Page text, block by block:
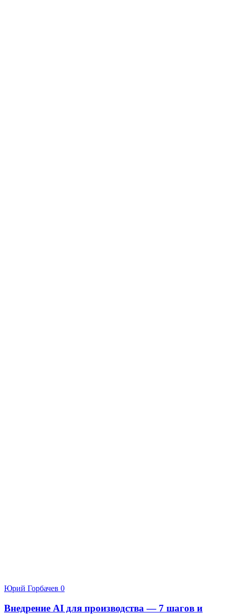
Юрий Горбачев 0
Внедрение AI для производства — 7 шагов и